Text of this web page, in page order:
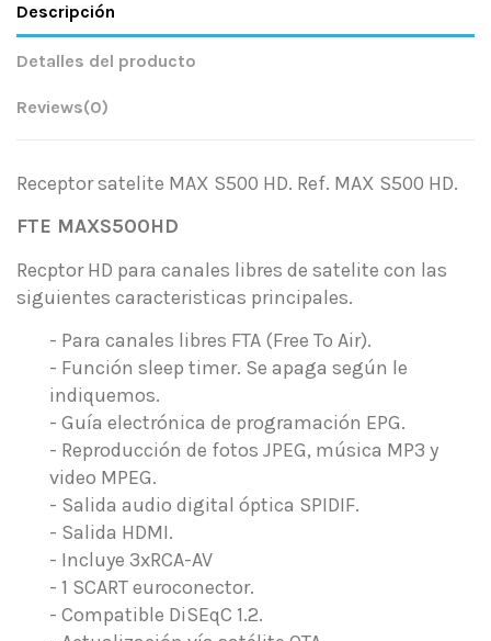
Descripción
Detalles del producto
Reviews(0)
Receptor satelite MAX S500 HD. Ref. MAX S500 HD.
FTE MAXS500HD
Recptor HD para canales libres de satelite con las
siguientes caracteristicas principales.
- Para canales libres FTA (Free To Air).
- Función sleep timer. Se apaga según le
indiquemos.
- Guía electrónica de programación EPG.
- Reproducción de fotos JPEG, música MP3 y
video MPEG.
- Salida audio digital óptica SPIDIF.
- Salida HDMI.
- Incluye 3xRCA-AV
- 1 SCART euroconector.
- Compatible DiSEqC 1.2.